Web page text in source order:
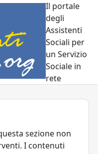
Il portale
degli
Assistenti
Sociali per
un Servizio
Sociale in
rete
sezione non
I contenuti